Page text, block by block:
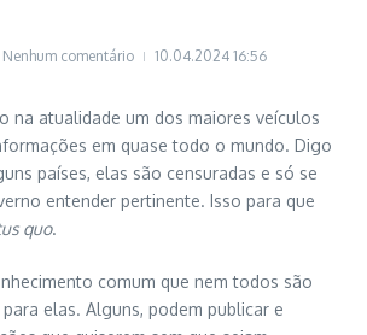
Nenhum comentário 10.04.2024 16:56
na atualidade um dos maiores veículos
em quase todo o mundo. Digo
países, elas são censuradas e só se
entender pertinente. Isso para que
quo.
comum que nem todos são
elas. Alguns, podem publicar e